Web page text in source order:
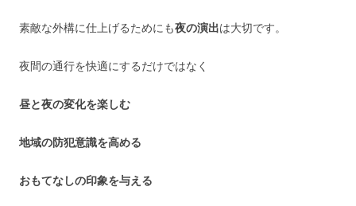
素敵な外構に仕上げるためにも夜の演出は大切です。
夜間の通行を快適にするだけではなく
昼と夜の変化を楽しむ
地域の防犯意識を高める
おもてなしの印象を与える